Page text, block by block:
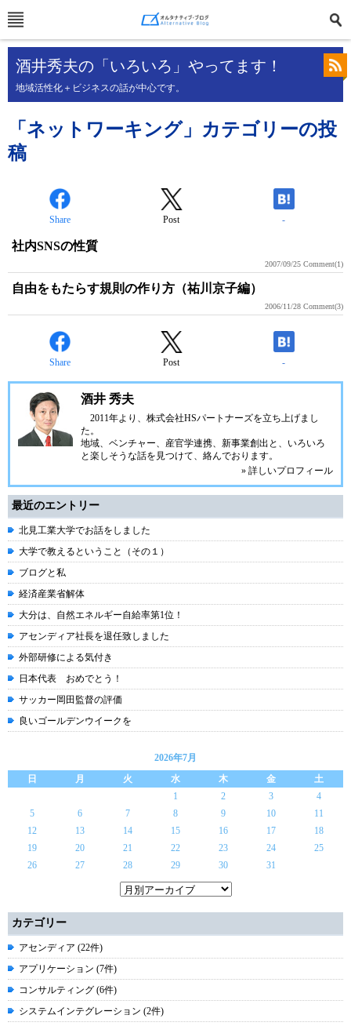
酒井秀夫の「いろいろ」やってます！
地域活性化＋ビジネスの話が中心です。
「ネットワーキング」カテゴリーの投
稿
Share Post -
社内SNSの性質
2007/09/25 Comment(1)
自由をもたらす規則の作り方（祐川京子編）
2006/11/28 Comment(3)
Share Post -
酒井 秀夫
2011年より、株式会社HSパートナーズを立ち上げまし
た。
地域、ベンチャー、産官学連携、新事業創出と、いろいろ
と楽しそうな話を見つけて、絡んでおります。
» 詳しいプロフィール
最近のエントリー
北見工業大学でお話をしました
大学で教えるということ（その１）
ブログと私
経済産業省解体
大分は、自然エネルギー自給率第1位！
アセンディア社長を退任致しました
外部研修による気付き
日本代表 おめでとう！
サッカー岡田監督の評価
良いゴールデンウイークを
2026年7月
日
月 火 水 木 金
土
1
2 3
4
5
6 7 8 9 10
11
12
13 14 15 16 17
18
19
20 21 22 23 24
25
26
27 28 29 30 31
カテゴリー
アセンディア (22件)
アプリケーション (7件)
コンサルティング (6件)
システムインテグレーション (2件)